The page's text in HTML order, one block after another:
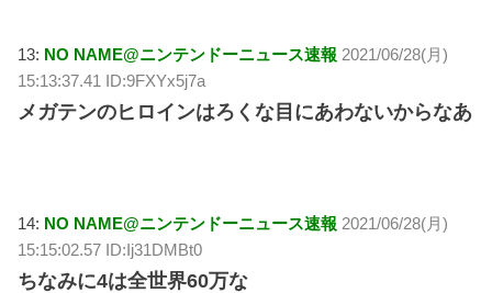
13: NO NAME@ニンテンドーニュース速報 2021/06/28(月)
15:13:37.41 ID:9FXYx5j7a
メガテンのヒロインはろくな目にあわないからなあ
14: NO NAME@ニンテンドーニュース速報 2021/06/28(月)
15:15:02.57 ID:Ij31DMBt0
ちなみに4は全世界60万な